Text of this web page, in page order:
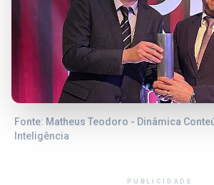
Fonte: Matheus Teodoro - Dinâmica
Inteligência
PUBLICIDADE